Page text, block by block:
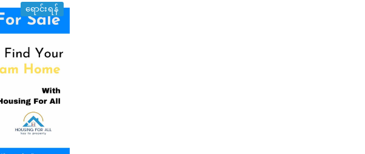
ရောင်းရန်